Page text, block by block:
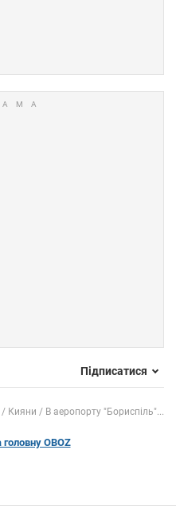
Підписатися
Кияни В аеропорту "Бориспіль"...
OBOZ